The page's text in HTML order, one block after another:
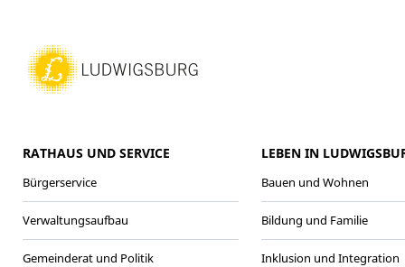
RATHAUS UND SERVICE
Bürgerservice
Verwaltungsaufbau
Gemeinderat und Politik
LEBEN IN
Bauen und Wohnen
Bildung und Familie
Inklusion und Integration